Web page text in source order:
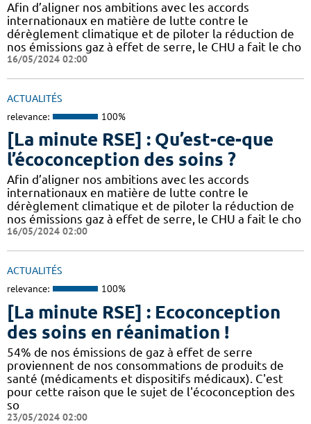
Afin d’aligner nos ambitions avec les accords
internationaux en matière de lutte contre le
dérèglement climatique et de piloter la réduction de
nos émissions gaz à effet de serre, le CHU a fait le cho
16/05/2024 02:00
ACTUALITÉS
relevance: 100%
[La minute RSE] : Qu’est-ce-que
l’écoconception des soins ?
Afin d’aligner nos ambitions avec les accords
internationaux en matière de lutte contre le
dérèglement climatique et de piloter la réduction de
nos émissions gaz à effet de serre, le CHU a fait le cho
16/05/2024 02:00
ACTUALITÉS
relevance: 100%
[La minute RSE] : Ecoconception
des soins en réanimation !
54% de nos émissions de gaz à effet de serre
proviennent de nos consommations de produits de
santé (médicaments et dispositifs médicaux). C'est
pour cette raison que le sujet de l'écoconception des
so
23/05/2024 02:00